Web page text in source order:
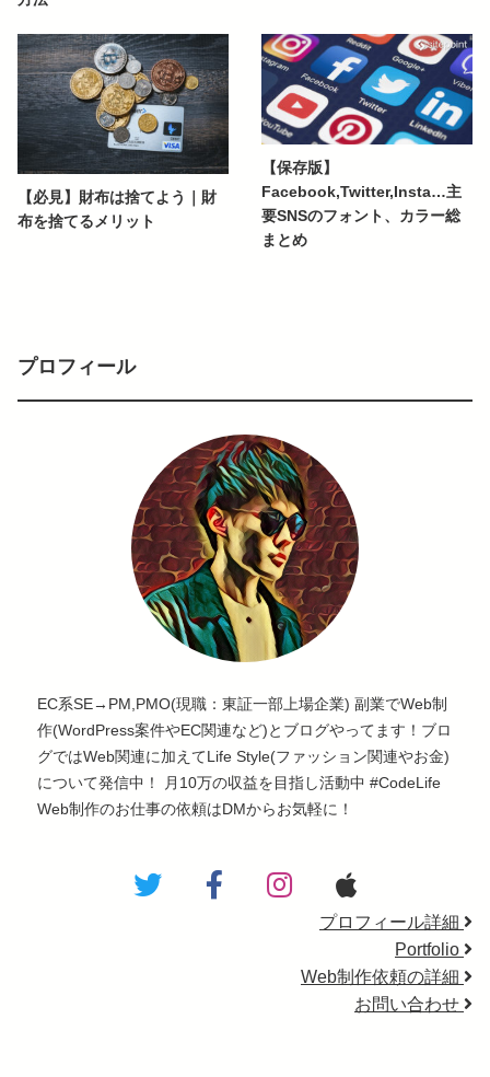
【必見】財布は捨てよう｜財
布を捨てるメリット
【保存版】
Facebook,Twitter,Insta…主
要SNSのフォント、カラー総
まとめ
プロフィール
EC系SE→PM,PMO(現職：東証一部上場企業) 副業でWeb制
作(WordPress案件やEC関連など)とブログやってます！ブロ
グではWeb関連に加えてLife Style(ファッション関連やお金)
について発信中！ 月10万の収益を目指し活動中 #CodeLife
Web制作のお仕事の依頼はDMからお気軽に！
プロフィール詳細
Portfolio
Web制作依頼の詳細
お問い合わせ